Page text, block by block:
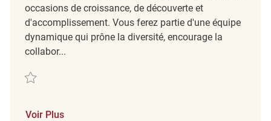
occasions de croissance, de découverte et
d'accomplissement. Vous ferez partie d'une équipe
dynamique qui prône la diversité, encourage la
collabor...
Sauvegarder Retail Store Coordinator Temporary HomeSense - Belleville
Voir Plus